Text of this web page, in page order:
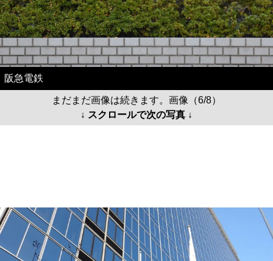
阪急電鉄
まだまだ画像は続きます。画像（6/8）
↓ スクロールで次の写真 ↓